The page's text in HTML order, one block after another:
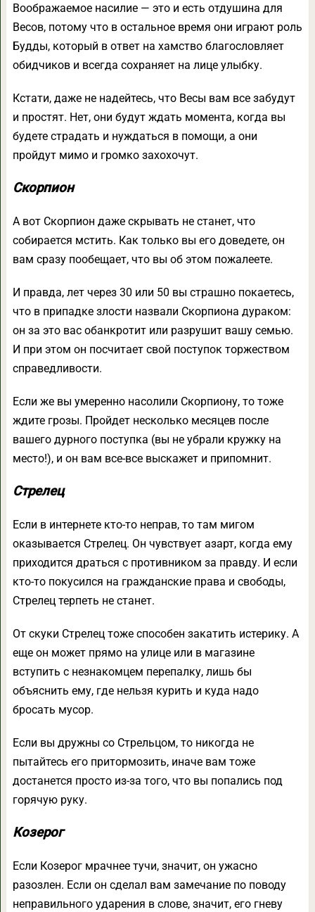
Воображаемое насилие — это и есть отдушина для
Весов, потому что в остальное время они играют роль
Будды, который в ответ на хамство благословляет
обидчиков и всегда сохраняет на лице улыбку.
Кстати, даже не надейтесь, что Весы вам все забудут
и простят. Нет, они будут ждать момента, когда вы
будете страдать и нуждаться в помощи, а они
пройдут мимо и громко захохочут.
Скорпион
А вот Скорпион даже скрывать не станет, что
собирается мстить. Как только вы его доведете, он
вам сразу пообещает, что вы об этом пожалеете.
И правда, лет через 30 или 50 вы страшно покаетесь,
что в припадке злости назвали Скорпиона дураком:
он за это вас обанкротит или разрушит вашу семью.
И при этом он посчитает свой поступок торжеством
справедливости.
Если же вы умеренно насолили Скорпиону, то тоже
ждите грозы. Пройдет несколько месяцев после
вашего дурного поступка (вы не убрали кружку на
место!), и он вам все-все выскажет и припомнит.
Стрелец
Если в интернете кто-то неправ, то там мигом
оказывается Стрелец. Он чувствует азарт, когда ему
приходится драться с противником за правду. И если
кто-то покусился на гражданские права и свободы,
Стрелец терпеть не станет.
От скуки Стрелец тоже способен закатить истерику. А
еще он может прямо на улице или в магазине
вступить с незнакомцем перепалку, лишь бы
объяснить ему, где нельзя курить и куда надо
бросать мусор.
Если вы дружны со Стрельцом, то никогда не
пытайтесь его притормозить, иначе вам тоже
достанется просто из-за того, что вы попались под
горячую руку.
Козерог
Если Козерог мрачнее тучи, значит, он ужасно
разозлен. Если он сделал вам замечание по поводу
неправильного ударения в слове, значит, его гневу